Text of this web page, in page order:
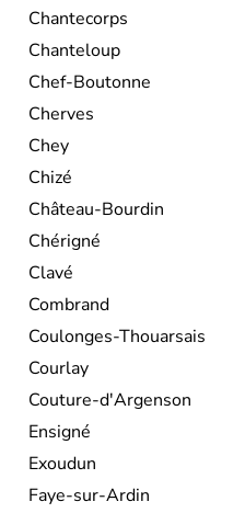
Chantecorps
Chanteloup
Chef-Boutonne
Cherves
Chey
Chizé
Château-Bourdin
Chérigné
Clavé
Combrand
Coulonges-Thouarsais
Courlay
Couture-d'Argenson
Ensigné
Exoudun
Faye-sur-Ardin